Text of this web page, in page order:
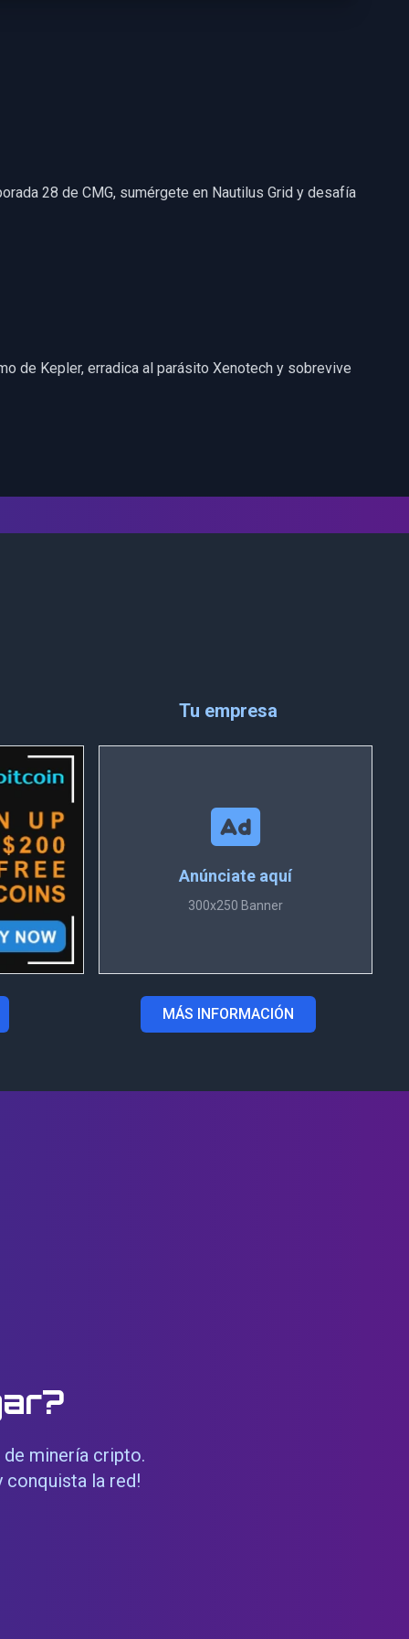
28 de CMG, sumérgete en Nautilus Grid y desafía
de Kepler, erradica al parásito Xenotech y sobrevive
Tu empresa
Anúnciate aquí
300x250 Banner
MÁS INFORMACIÓN
minería cripto.
conquista la red!